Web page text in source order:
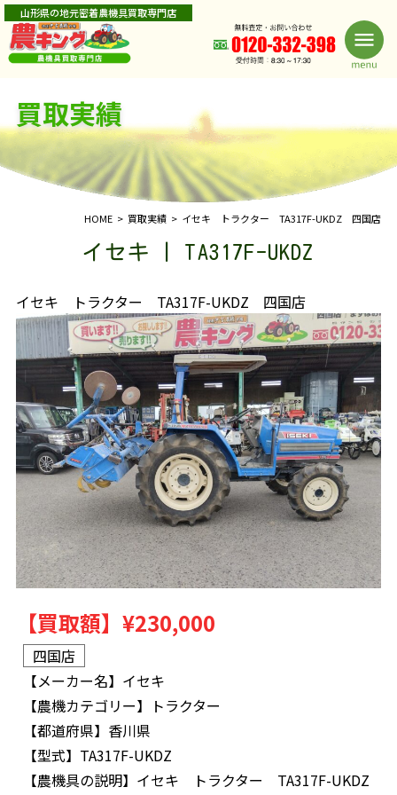
山形県の地元密着農機具買取専門店
買取実績
HOME 買取実績 イセキ トラクター TA317F-UKDZ 四国店
イセキ | TA317F-UKDZ
イセキ トラクター TA317F-UKDZ 四国店
【買取額】 ¥230,000
四国店
【メーカー名】 イセキ
【農機カテゴリー】
トラクター
【都道府県】 香川県
【型式】 TA317F-UKDZ
【農機具の説明】 イセキ トラクター TA317F-UKDZ